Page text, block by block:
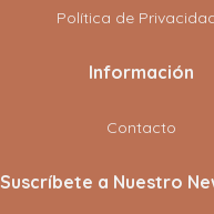
Política de
Información
Contacto
Suscríbete a Nuestro